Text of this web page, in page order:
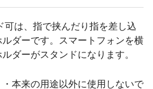
可は、指で挟んだり指を差し込
ダーです。スマートフォンを横
ダーがスタンドになります。
・本来の用途以外に使用しないで